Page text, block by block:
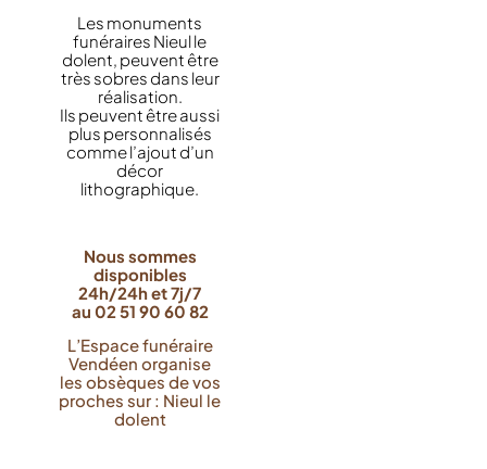
Les monuments
funéraires Nieul le
dolent, peuvent être
très sobres dans leur
réalisation.
Ils peuvent être aussi
plus personnalisés
comme l’ajout d’un
décor
lithographique.
Nous sommes
disponibles
24h/24h et 7j/7
au 02 51 90 60 82
L’Espace funéraire
Vendéen organise
les obsèques de vos
proches sur : Nieul le
dolent